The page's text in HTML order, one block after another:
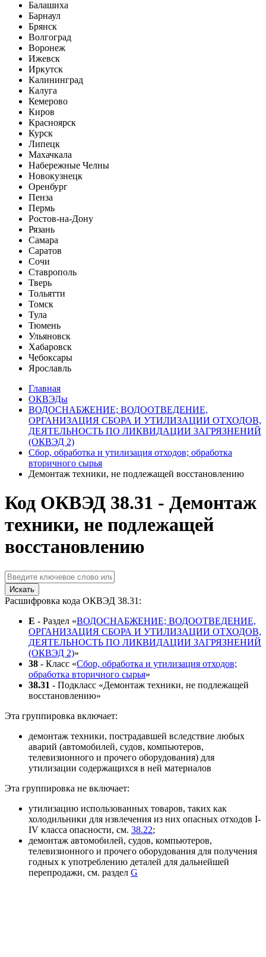
Балашиха
Барнаул
Брянск
Волгоград
Воронеж
Ижевск
Иркутск
Калининград
Калуга
Кемерово
Киров
Красноярск
Курск
Липецк
Махачкала
Набережные Челны
Новокузнецк
Оренбург
Пенза
Пермь
Ростов-на-Дону
Рязань
Самара
Саратов
Сочи
Ставрополь
Тверь
Тольятти
Томск
Тула
Тюмень
Ульяновск
Хабаровск
Чебоксары
Ярославль
Главная
ОКВЭДы
ВОДОСНАБЖЕНИЕ; ВОДООТВЕДЕНИЕ,
ОРГАНИЗАЦИЯ СБОРА И УТИЛИЗАЦИИ ОТХОДОВ,
ДЕЯТЕЛЬНОСТЬ ПО ЛИКВИДАЦИИ ЗАГРЯЗНЕНИЙ
(ОКВЭД 2)
Сбор, обработка и утилизация отходов; обработка
вторичного сырья
Демонтаж техники, не подлежащей восстановлению
Код ОКВЭД 38.31 - Демонтаж
техники, не подлежащей
восстановлению
Искать
Расшифровка кода ОКВЭД 38.31:
E - Раздел «ВОДОСНАБЖЕНИЕ; ВОДООТВЕДЕНИЕ,
ОРГАНИЗАЦИЯ СБОРА И УТИЛИЗАЦИИ ОТХОДОВ,
ДЕЯТЕЛЬНОСТЬ ПО ЛИКВИДАЦИИ ЗАГРЯЗНЕНИЙ
(ОКВЭД 2)»
38 - Класс «Сбор, обработка и утилизация отходов;
обработка вторичного сырья»
38.31 - Подкласс «Демонтаж техники, не подлежащей
восстановлению»
Эта группировка включает:
демонтаж техники, пострадавшей вследствие любых
аварий (автомобилей, судов, компьютеров,
телевизионного и прочего оборудования) для
утилизации содержащихся в ней материалов
Эта группировка не включает:
утилизацию использованных товаров, таких как
холодильники для извлечения из них опасных отходов I-
IV класса опасности, см. 38.22;
демонтаж автомобилей, судов, компьютеров,
телевизионного и прочего оборудования для получения
годных к употреблению деталей для дальнейшей
перепродажи, см. раздел G